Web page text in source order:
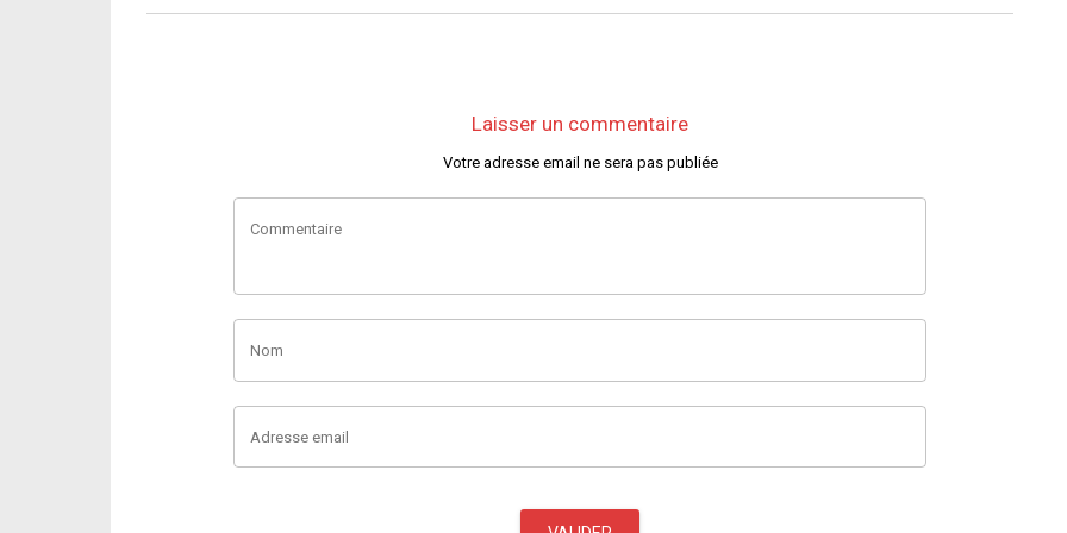
Laisser un commentaire
Votre adresse email ne sera pas publiée
Commentaire
Nom
Adresse email